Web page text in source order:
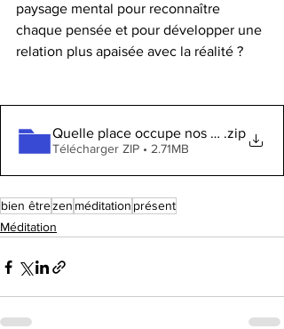
paysage mental pour reconnaître
chaque pensée et pour développer une
relation plus apaisée avec la réalité ?
Quelle place occupe nos .zip
Télécharger ZIP • 2.71MB
bien êtrezen méditation présent
Méditation